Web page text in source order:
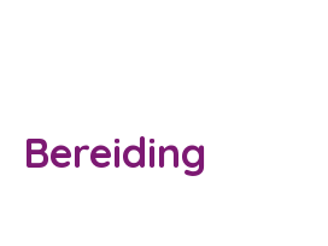
Bereiding